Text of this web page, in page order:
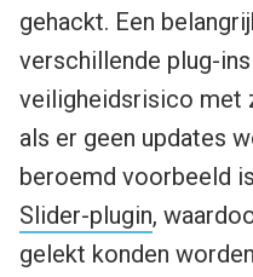
gehackt. Een
verschillende plug-
veiligheidsrisico met
als er geen updates
beroemd voorbeeld
Slider-plugin,
gelekt konden